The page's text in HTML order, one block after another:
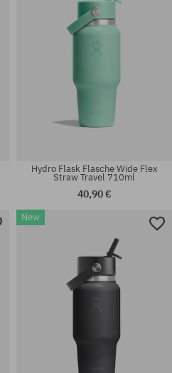
Hydro Flask Flasche Wide Flex
Straw Travel 710ml
40,90 €
New